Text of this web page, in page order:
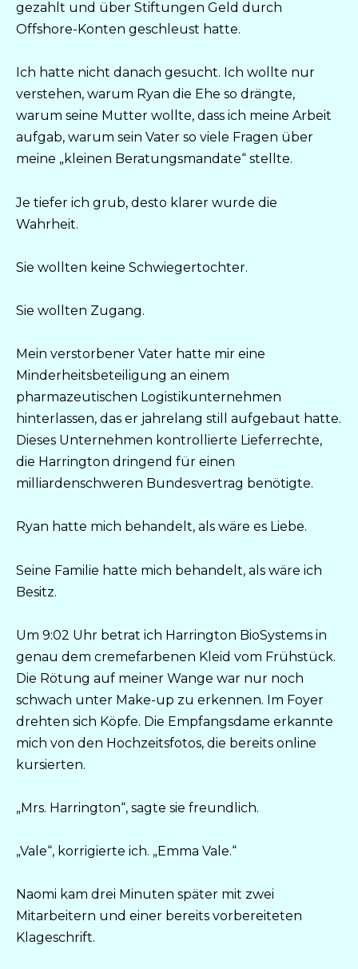
gezahlt und über Stiftungen Geld durch
Offshore-Konten geschleust hatte.
Ich hatte nicht danach gesucht. Ich wollte nur
verstehen, warum Ryan die Ehe so drängte,
warum seine Mutter wollte, dass ich meine Arbeit
aufgab, warum sein Vater so viele Fragen über
meine „kleinen Beratungsmandate“ stellte.
Je tiefer ich grub, desto klarer wurde die
Wahrheit.
Sie wollten keine Schwiegertochter.
Sie wollten Zugang.
Mein verstorbener Vater hatte mir eine
Minderheitsbeteiligung an einem
pharmazeutischen Logistikunternehmen
hinterlassen, das er jahrelang still aufgebaut hatte.
Dieses Unternehmen kontrollierte Lieferrechte,
die Harrington dringend für einen
milliardenschweren Bundesvertrag benötigte.
Ryan hatte mich behandelt, als wäre es Liebe.
Seine Familie hatte mich behandelt, als wäre ich
Besitz.
Um 9:02 Uhr betrat ich Harrington BioSystems in
genau dem cremefarbenen Kleid vom Frühstück.
Die Rötung auf meiner Wange war nur noch
schwach unter Make-up zu erkennen. Im Foyer
drehten sich Köpfe. Die Empfangsdame erkannte
mich von den Hochzeitsfotos, die bereits online
kursierten.
„Mrs. Harrington“, sagte sie freundlich.
„Vale“, korrigierte ich. „Emma Vale.“
Naomi kam drei Minuten später mit zwei
Mitarbeitern und einer bereits vorbereiteten
Klageschrift.